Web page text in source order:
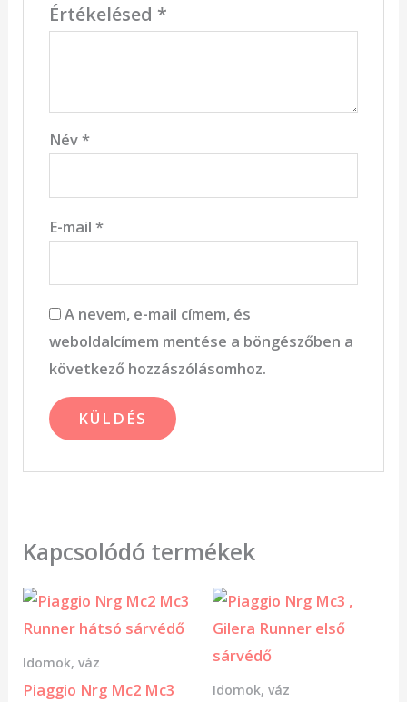
Értékelésed *
Név*
E-mail *
A nevem, e-mail címem, és
weboldalcímem mentése a böngészőben a
következő hozzászólásomhoz.
Kapcsolódó termékek
Idomok, váz
Piaggio Nrg Mc2 Mc3
Idomok, váz